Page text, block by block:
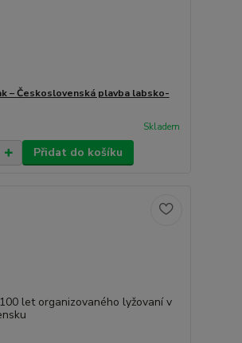
– Československá plavba labsko-
Skladem
Přidat do košíku